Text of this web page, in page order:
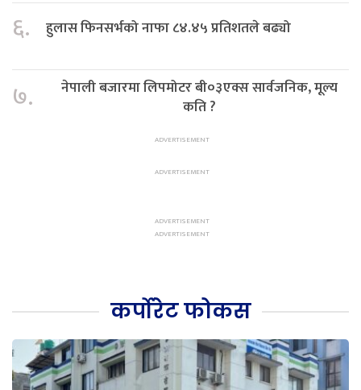
६. हुलास फिनसर्भको नाफा ८४.४५ प्रतिशतले बढ्यो
७.
नेपाली बजारमा लिपमोटर बी०३एक्स सार्वजनिक, मूल्य
कति ?
कर्पोरेट फोकस